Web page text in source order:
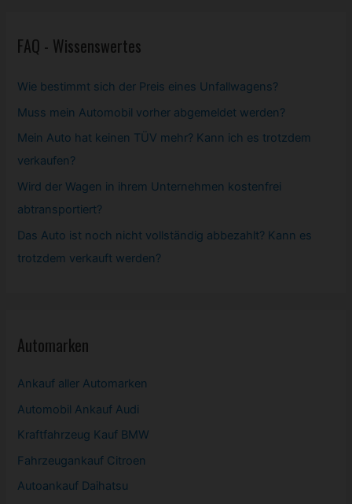
FAQ - Wissenswertes
Wie bestimmt sich der Preis eines Unfallwagens?
Muss mein Automobil vorher abgemeldet werden?
Mein Auto hat keinen TÜV mehr? Kann ich es trotzdem
verkaufen?
Wird der Wagen in ihrem Unternehmen kostenfrei
abtransportiert?
Das Auto ist noch nicht vollständig abbezahlt? Kann es
trotzdem verkauft werden?
Automarken
Ankauf aller Automarken
Automobil Ankauf Audi
Kraftfahrzeug Kauf BMW
Fahrzeugankauf Citroen
Autoankauf Daihatsu